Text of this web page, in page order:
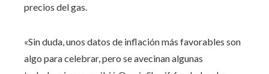
precios del gas.
«Sin duda, unos datos de inflación más favorables son
algo para celebrar, pero se avecinan algunas